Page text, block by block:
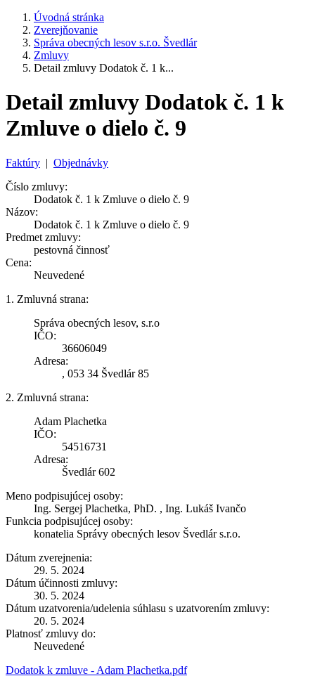
Úvodná stránka
Zverejňovanie
Správa obecných lesov s.r.o. Švedlár
Zmluvy
Detail zmluvy Dodatok č. 1 k...
Detail zmluvy Dodatok č. 1 k
Zmluve o dielo č. 9
Faktúry | Objednávky
Číslo zmluvy:
Dodatok č. 1 k Zmluve o dielo č. 9
Názov:
Dodatok č. 1 k Zmluve o dielo č. 9
Predmet zmluvy:
pestovná činnosť
Cena:
Neuvedené
1. Zmluvná strana:
Správa obecných lesov, s.r.o
IČO:
36606049
Adresa:
, 053 34 Švedlár 85
2. Zmluvná strana:
Adam Plachetka
IČO:
54516731
Adresa:
Švedlár 602
Meno podpisujúcej osoby:
Ing. Sergej Plachetka, PhD. , Ing. Lukáš Ivančo
Funkcia podpisujúcej osoby:
konatelia Správy obecných lesov Švedlár s.r.o.
Dátum zverejnenia:
29. 5. 2024
Dátum účinnosti zmluvy:
30. 5. 2024
Dátum uzatvorenia/udelenia súhlasu s uzatvorením zmluvy:
20. 5. 2024
Platnosť zmluvy do:
Neuvedené
Dodatok k zmluve - Adam Plachetka.pdf